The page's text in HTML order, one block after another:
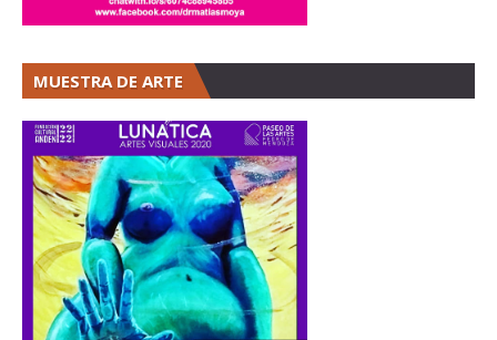
MUESTRA DE ARTE